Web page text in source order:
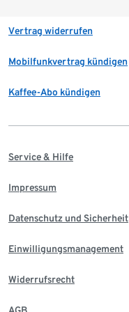
Vertrag widerrufen
Mobilfunkvertrag kündigen
Kaffee-Abo kündigen
Service & Hilfe
Impressum
Datenschutz und Sicherheit
Einwilligungsmanagement
Widerrufsrecht
AGB